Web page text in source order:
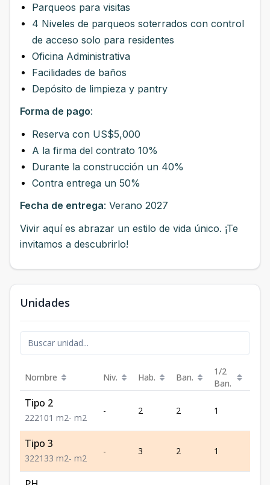
Parqueos para visitas
4 Niveles de parqueos soterrados con control
de acceso solo para residentes
Oficina Administrativa
Facilidades de baños
Depósito de limpieza y pantry
Forma de pago:
Reserva con US$5,000
A la firma del contrato 10%
Durante la construcción un 40%
Contra entrega un 50%
Fecha de entrega: Verano 2027
Vivir aquí es abrazar un estilo de vida único. ¡Te
invitamos a descubrirlo!
Unidades
Nombre Niv. Hab. Ban.
1/2
Ban.
Tipo 2
222101 m2- m2
- 2 2 1
Tipo 3
322133 m2- m2
- 3 2 1